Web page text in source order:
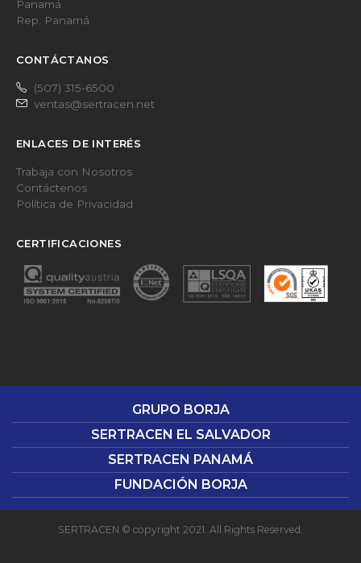
Panamá.
Rep. Panamá
CONTÁCTANOS
(507) 315-6500
ventas@sertracen.net
ENLACES DE INTERÉS
Trabaja con Nosotros
Contáctenos
Política de Privacidad
CERTIFICACIONES
GRUPO BORJA
SERTRACEN EL SALVADOR
SERTRACEN PANAMÁ
FUNDACIÓN BORJA
SERTRACEN © copyright 2021. All Rights Reserved.